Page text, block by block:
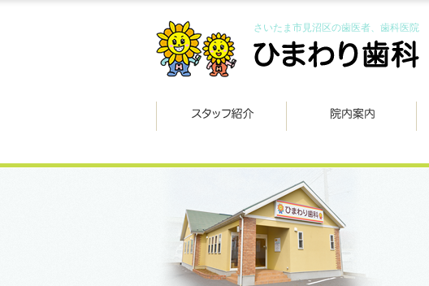
さいたま市見沼区の歯医者、歯科医院